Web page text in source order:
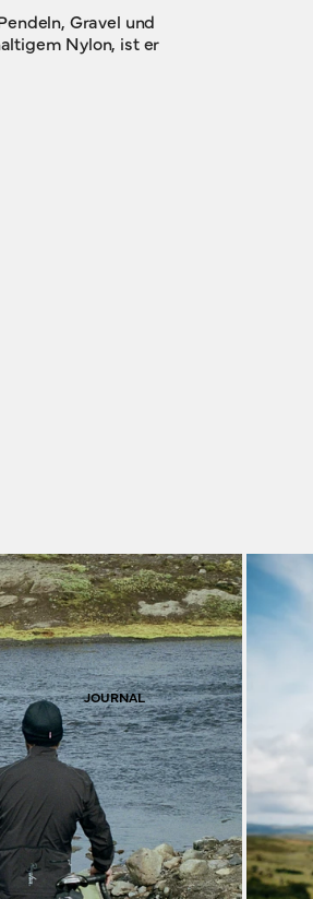
JOURNAL
Gravel und
Nylon, ist er